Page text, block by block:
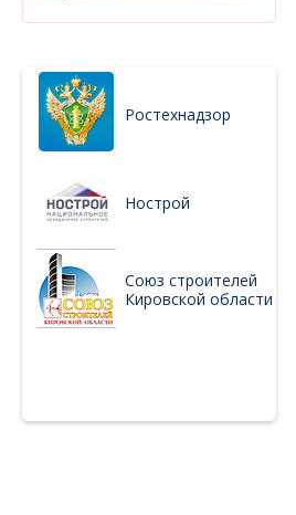
Ростехнадзор
Нострой
Союз строителей
Кировской области